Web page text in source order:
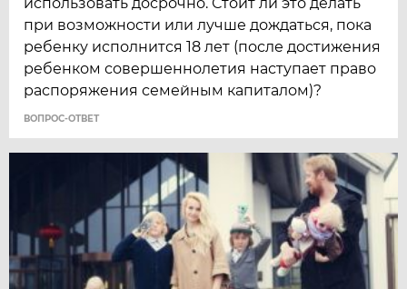
при возможности или лучше дождаться, пока
ребенку исполнится 18 лет (после достижения
ребенком совершеннолетия наступает право
распоряжения семейным капиталом)?
ВОПРОС-ОТВЕТ